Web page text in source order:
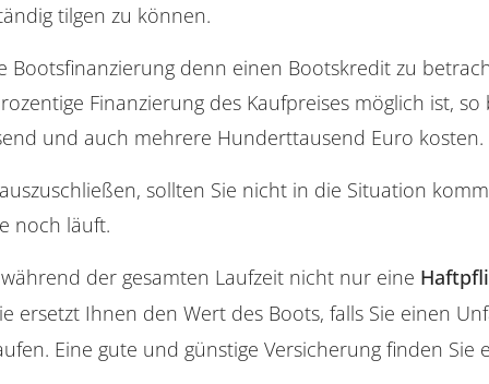
tilgen zu können.
Bootsfinanzierung denn einen Bootskredit zu
Finanzierung des Kaufpreises möglich ist,
und auch mehrere Hunderttausend Euro kosten.
sollten Sie nicht in die Situation
noch läuft.
der gesamten Laufzeit nicht nur eine
ersetzt Ihnen den Wert des Boots, falls Sie einen
Eine gute und günstige Versicherung finden